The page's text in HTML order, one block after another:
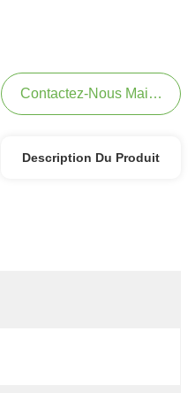
Contactez-Nous Maintenant
Description Du Produit